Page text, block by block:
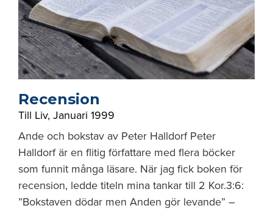
Recension
Till Liv, Januari 1999
Ande och bokstav av Peter Halldorf Peter
Halldorf är en flitig författare med flera böcker
som funnit många läsare. När jag fick boken för
recension, ledde titeln mina tankar till 2 Kor.3:6:
”Bokstaven dödar men Anden gör levande” –